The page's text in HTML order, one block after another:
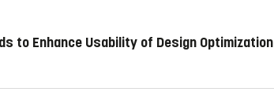
to Enhance Usability of Design Optimization